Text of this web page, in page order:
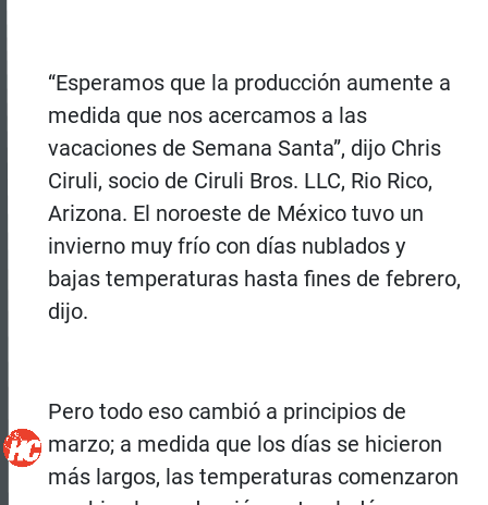
“Esperamos que la producción aumente a
medida que nos acercamos a las
vacaciones de Semana Santa”, dijo Chris
Ciruli, socio de Ciruli Bros. LLC, Rio Rico,
Arizona. El noroeste de México tuvo un
invierno muy frío con días nublados y
bajas temperaturas hasta fines de febrero,
dijo.
Pero todo eso cambió a principios de
marzo; a medida que los días se hicieron
más largos, las temperaturas comenzaron